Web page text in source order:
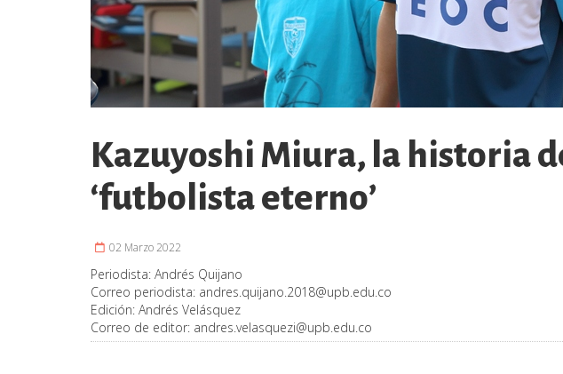
Kazuyoshi Miura, la historia
‘futbolista eterno’
02 Marzo 2022
Periodista: Andrés Quijano
Correo periodista: andres.quijano.2018@upb.edu.co
Edición: Andrés Velásquez
Correo de editor: andres.velasquezi@upb.edu.co